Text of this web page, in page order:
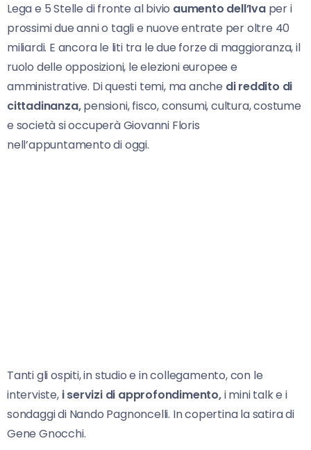
Lega e 5 Stelle di fronte al bivio aumento dell’Ivaper i
prossimi due anni o tagli e nuove entrate per oltre 40
miliardi. E ancora le liti tra le due forze di maggioranza, il
ruolo delle opposizioni, le elezioni europee e
amministrative. Di questi temi, ma anche di reddito di
cittadinanza,pensioni, fisco, consumi, cultura, costume
e società si occuperà Giovanni Floris
nell’appuntamento di oggi.
Tanti gli ospiti, in studio e in collegamento, con le
interviste, i servizi di approfondimento,i mini talk e i
sondaggi di Nando Pagnoncelli. In copertina la satira di
Gene Gnocchi.